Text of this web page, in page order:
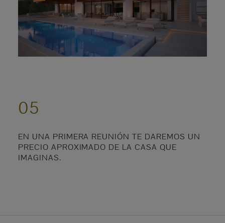
05
EN UNA PRIMERA REUNIÓN TE DAREMOS UN
PRECIO APROXIMADO DE LA CASA QUE
IMAGINAS.